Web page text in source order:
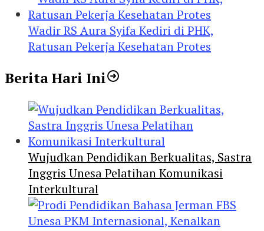
Wadir RS Aura Syifa Kediri di PHK,
Ratusan Pekerja Kesehatan Protes
Berita Hari Ini
Wujudkan Pendidikan Berkualitas, Sastra
Inggris Unesa Pelatihan Komunikasi
Interkultural